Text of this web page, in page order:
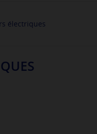
électriques